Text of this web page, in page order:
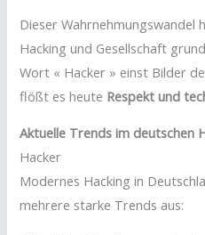
Dieser Wahrnehmungswandel
Hacking und Gesellschaft
Wort « Hacker » einst Bilder
flößt es heute Respekt und
Aktuelle Trends im deutschen
Hacker
Modernes Hacking in
mehrere starke Trends aus: